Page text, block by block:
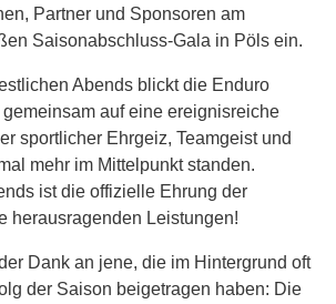
Partner und Sponsoren am
Saisonabschluss-Gala in Pöls ein.
Abends blickt die Enduro
auf eine ereignisreiche
sportlicher Ehrgeiz, Teamgeist und
mehr im Mittelpunkt standen.
ist die offizielle Ehrung der
herausragenden Leistungen!
Dank an jene, die im Hintergrund oft
der Saison beigetragen haben: Die